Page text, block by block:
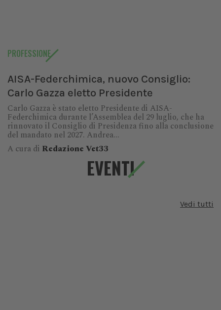
PROFESSIONE
AISA-Federchimica, nuovo Consiglio:
Carlo Gazza eletto Presidente
Carlo Gazza è stato eletto Presidente di AISA-
Federchimica durante l’Assemblea del 29 luglio, che ha
rinnovato il Consiglio di Presidenza fino alla conclusione
del mandato nel 2027. Andrea...
A cura di Redazione Vet33
EVENTI
Vedi tutti